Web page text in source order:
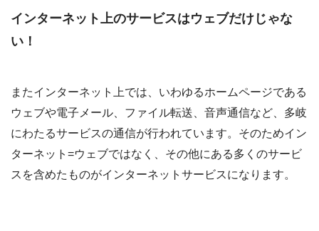
インターネット上のサービスはウェブだけじゃな
い！
またインターネット上では、いわゆるホームページである
ウェブや電子メール、ファイル転送、音声通信など、多岐
にわたるサービスの通信が行われています。そのためイン
ターネット=ウェブではなく、その他にある多くのサービ
スを含めたものがインターネットサービスになります。